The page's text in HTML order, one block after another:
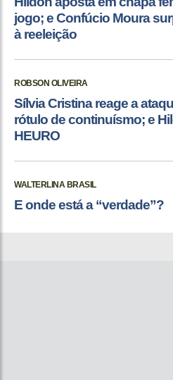
jogo; e Confúcio Moura
à reeleição
ROBSON OLIVEIRA
Sílvia Cristina reage a
rótulo de continuísmo; e
HEURO
WALTERLINA BRASIL
E onde está a “verdade”?